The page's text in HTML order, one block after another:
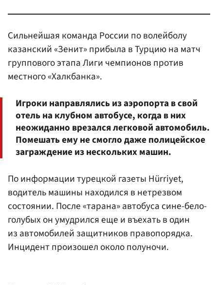
Сильнейшая команда России по волейболу
казанский «Зенит» прибыла в Турцию на матч
группового этапа Лиги чемпионов против
местного «Халкбанка».
Игроки направлялись из аэропорта в свой
отель на клубном автобусе, когда в них
неожиданно врезался легковой автомобиль.
Помешать ему не смогло даже полицейское
заграждение из нескольких машин.
По информации турецкой газеты Hürriyet,
водитель машины находился в нетрезвом
состоянии. После «тарана» автобуса сине-бело-
голубых он умудрился еще и въехать в один
из автомобилей защитников правопорядка.
Инцидент произошел около полуночи.